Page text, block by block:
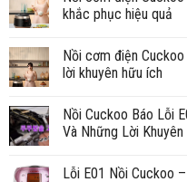
khắc phục hiệu quả
Nồi cơm điện
lời khuyên hữu ích
Nồi Cuckoo Báo Lỗi
Và Những Lời
Lỗi E01 Nồi Cuckoo